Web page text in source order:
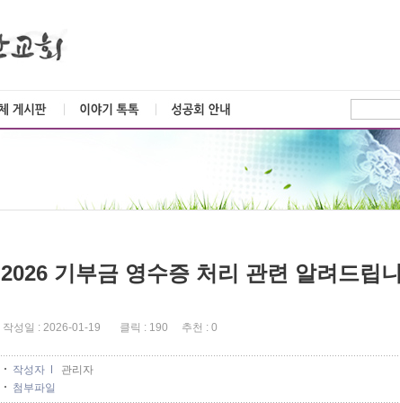
2026 기부금 영수증 처리 관련 알려드립
작성일 : 2026-01-19 클릭 : 190 추천 : 0
작성자
관리자
첨부파일